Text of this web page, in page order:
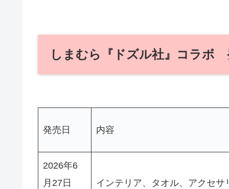
しまむら『ドズル社』コラボ
発売日 内容
2026年6
月27日
インテリア、タオル、アクセ